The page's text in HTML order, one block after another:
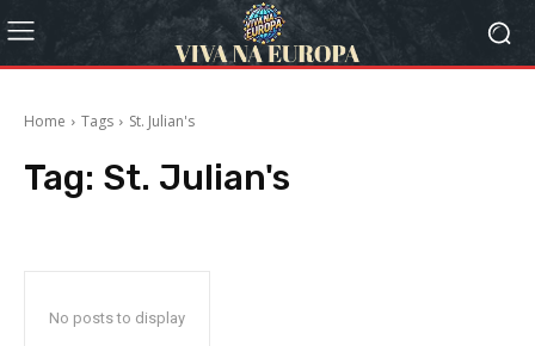
Home Tags St. Julian's
Tag: St. Julian's
No posts to display